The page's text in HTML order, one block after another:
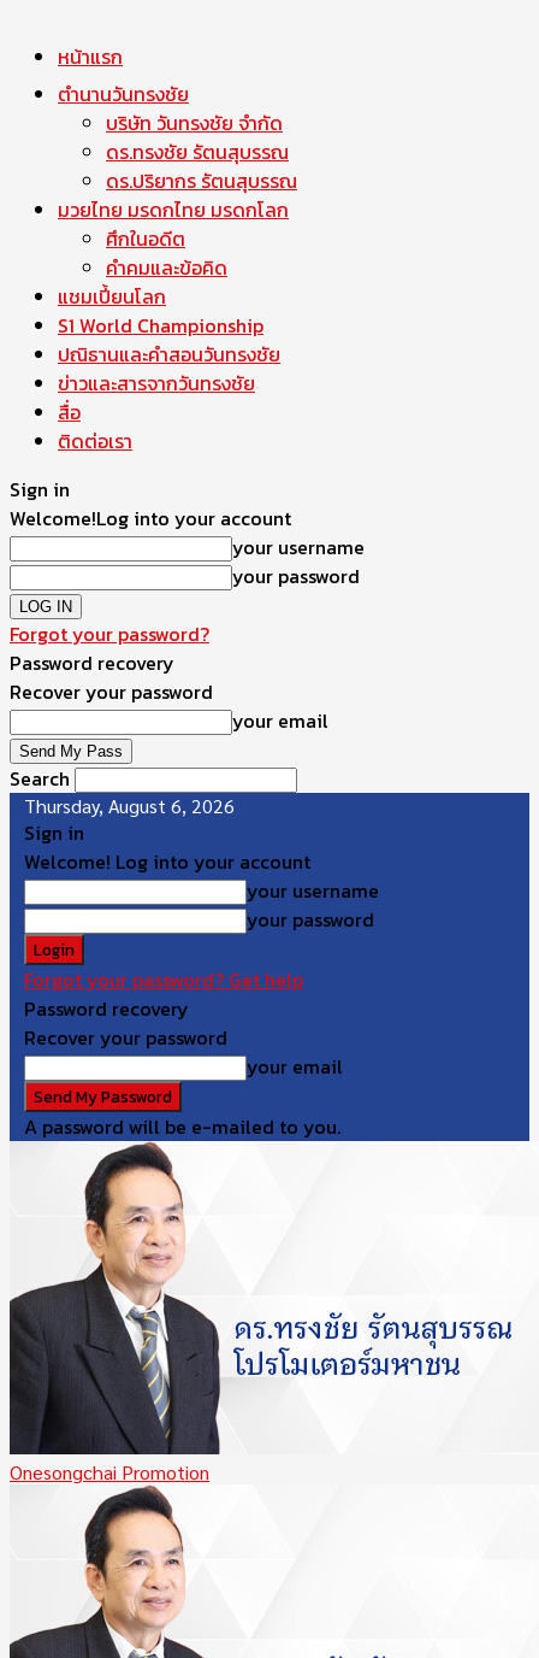
หน้าแรก
ตำนานวันทรงชัย
บริษัท วันทรงชัย จำกัด
ดร.ทรงชัย รัตนสุบรรณ
ดร.ปริยากร รัตนสุบรรณ
มวยไทย มรดกไทย มรดกโลก
ศึกในอดีต
คำคมและข้อคิด
แชมเปี้ยนโลก
S1 World Championship
ปณิธานและคำสอนวันทรงชัย
ข่าวและสารจากวันทรงชัย
สื่อ
ติดต่อเรา
Sign in
Welcome!Log into your account
your username
your password
Forgot your password?
Password recovery
Recover your password
your email
Search
Thursday, August 6, 2026
Sign in
Welcome! Log into your account
your username
your password
Forgot your password? Get help
Password recovery
Recover your password
your email
A password will be e-mailed to you.
Onesongchai Promotion